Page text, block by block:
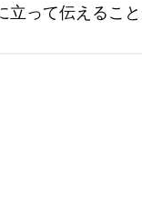
立って伝えること